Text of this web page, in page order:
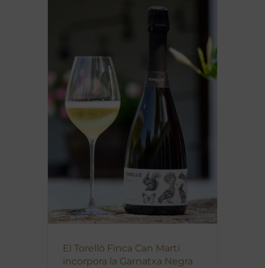
El Torelló Finca Can Martí
incorpora la Garnatxa Negra